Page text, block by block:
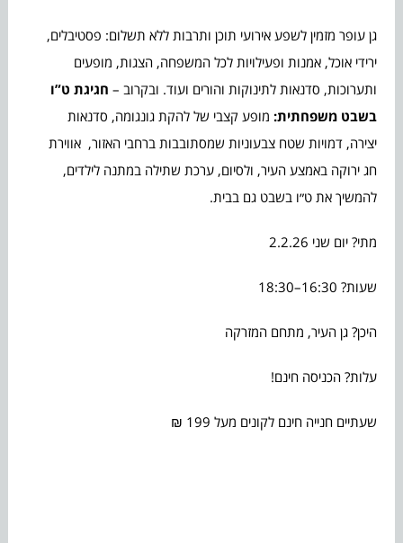
גן עופר מזמין לשפע אירועי תוכן ותרבות ללא תשלום: פסטיבלים,
ירידי אוכל, אמנות ופעילויות לכל המשפחה, הצגות, מופעים
ותערוכות, סדנאות לתינוקות והורים ועוד. ובקרוב – חגיגת ט”ו
בשבט משפחתית: מופע קצבי של להקת גונגומה, סדנאות
יצירה, דמויות שטח צבעוניות שמסתובבות ברחבי האזור, אווירת
חג ירוקה באמצע העיר, ולסיום, ערכת שתילה במתנה לילדים,
להמשיך את ט״ו בשבט גם בבית.
מתי? יום שני 2.2.26
שעות? 16:30–18:30
היכן? גן העיר, מתחם המזרקה
עלות? הכניסה חינם!
שעתיים חנייה חינם לקונים מעל 199 ₪